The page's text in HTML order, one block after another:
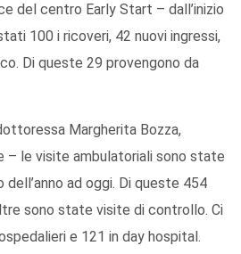
del centro Early Start – dall’inizio
100 i ricoveri, 42 nuovi ingressi,
Di queste 29 provengono da
Margherita Bozza,
– le visite ambulatoriali sono state
dell’anno ad oggi. Di queste 454
sono state visite di controllo. Ci
e 121 in day hospital.